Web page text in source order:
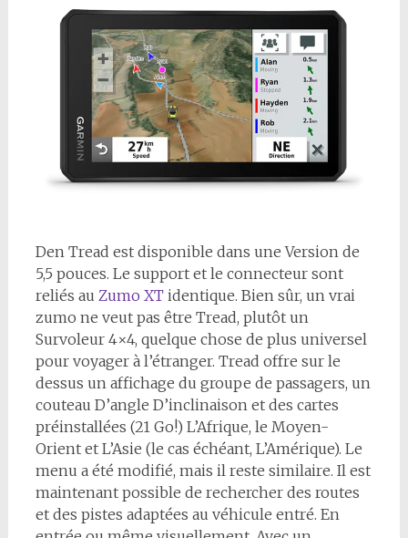
Den Tread est disponible dans une Version de
5,5 pouces. Le support et le connecteur sont
reliés au Zumo XTidentique. Bien sûr, un vrai
zumo ne veut pas être Tread, plutôt un
Survoleur 4×4, quelque chose de plus universel
pour voyager à l’étranger. Tread offre sur le
dessus un affichage du groupe de passagers, un
couteau D’angle D’inclinaison et des cartes
préinstallées (21 Go!) L’Afrique, le Moyen-
Orient et L’Asie (le cas échéant, L’Amérique). Le
menu a été modifié, mais il reste similaire. Il est
maintenant possible de rechercher des routes
et des pistes adaptées au véhicule entré. En